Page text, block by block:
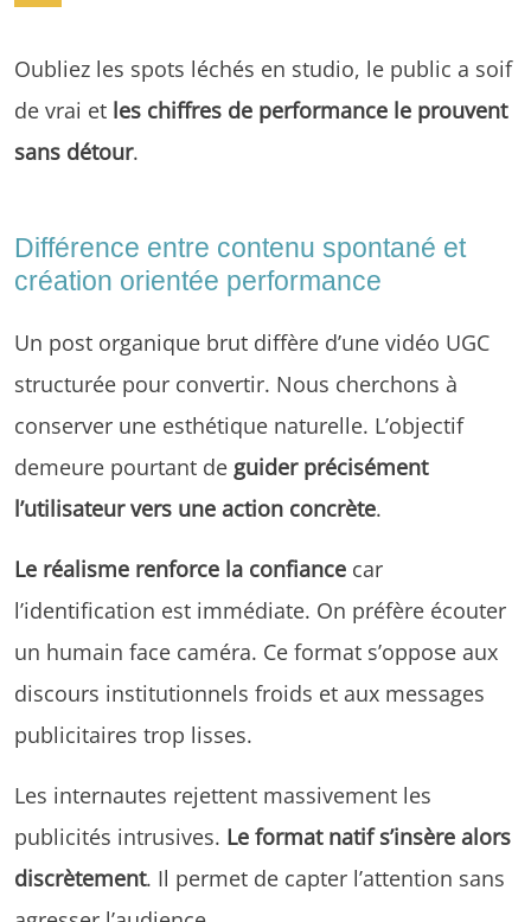
Oubliez les spots léchés en studio, le public a soif
de vrai et les chiffres de performance le prouvent
sans détour.
Différence entre contenu spontané et
création orientée performance
Un post organique brut diffère d’une vidéo UGC
structurée pour convertir. Nous cherchons à
conserver une esthétique naturelle. L’objectif
demeure pourtant de guider précisément
l’utilisateur vers une action concrète.
Le réalisme renforce la confiance car
l’identification est immédiate. On préfère écouter
un humain face caméra. Ce format s’oppose aux
discours institutionnels froids et aux messages
publicitaires trop lisses.
Les internautes rejettent massivement les
publicités intrusives. Le format natif s’insère alors
discrètement. Il permet de capter l’attention sans